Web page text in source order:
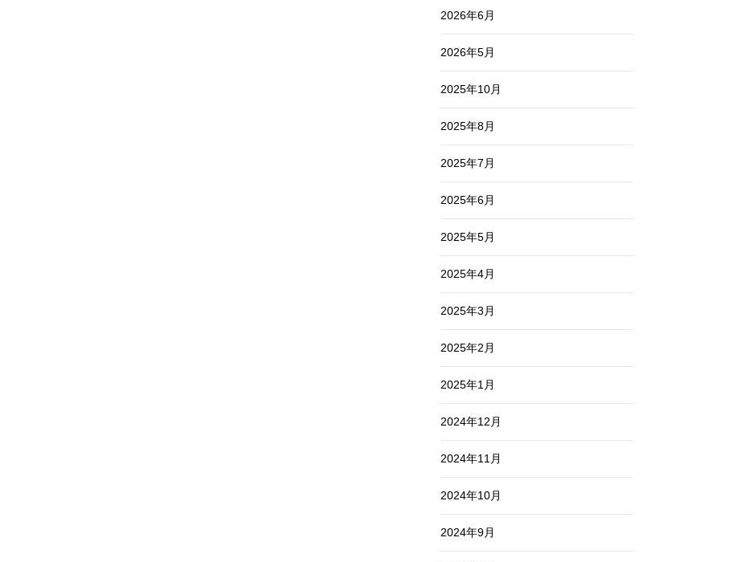
2026年6月
2026年5月
2025年10月
2025年8月
2025年7月
2025年6月
2025年5月
2025年4月
2025年3月
2025年2月
2025年1月
2024年12月
2024年11月
2024年10月
2024年9月